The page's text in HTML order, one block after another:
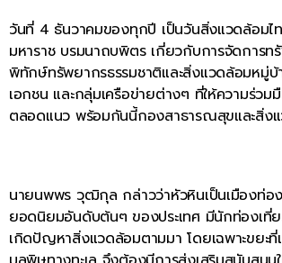
วันที่ 4 ธันวาคมของทุกปี เป็นวันสิ่งแวดล้อมไ
มหาราช บรมนาถบพิตร เกี่ยวกับการจัดการ
พิทักษ์ทรัพยากรธรรมชาติและสิ่งแวดล้อมหมู่
เอกชน และกลุ่มเครือข่ายต่างๆ ที่ให้ความร่ว
ตลอดแนว พร้อมกันนี้กองสาธารณสุขและสิ่ง
นายนพพร วุฒิกุล กล่าวว่าหัวหินเป็นเมืองท่อ
ยอดนิยมอันดับต้นๆ ของประเทศ มีนักท่องเที่ย
เกิดปัญหาสิ่งแวดล้อมตามมา โดยเฉพาะขยะที่